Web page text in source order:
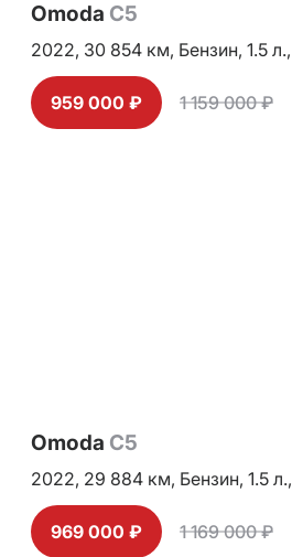
Omoda C5
2022, 30 854 км, Бензин, 1.5 л.,
959 000 ₽ 1 159 000 ₽
Omoda C5
2022, 29 884 км, Бензин, 1.5 л.,
969 000 ₽ 1 169 000 ₽